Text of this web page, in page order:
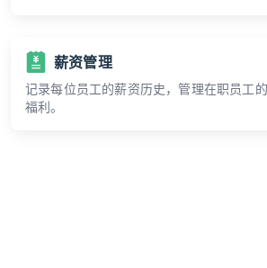
薪资管理
记录每位员工的薪资历史，管理在职员工
福利。